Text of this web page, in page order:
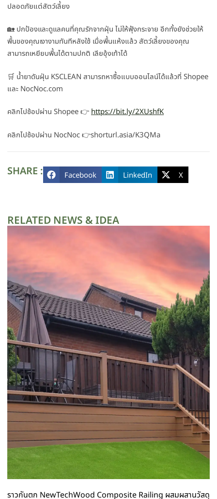
ปลอดภัยแต่สัตว์เลี้ยง
🏡 ปกป้องเเละดูเเลคนที่คุณรักจากฝุ่น ไม่ให้ฟุ้งกระจาย อีกทั้งยังช่วยให้
พื้นของคุณเงางามทันทีหลังใช้ เมื่อพื้นแห้งแล้ว สัตว์เลี้ยงของคุณ
สามารถเหยียบพื้นได้ตามปกติ เลียอุ้งเท้าได้
🛒 น้ำยาดันฝุ่น KSCLEAN สามารถหาซื้อแบบออนไลน์ได้แล้วที่ Shopee
และ NocNoc.com
คลิกไปช้อปผ่าน Shopee 👉 https://bit.ly/2XUshfK
คลิกไปช้อปผ่าน NocNoc 👉shorturl.asia/K3QMa
SHARE : Facebook LinkedIn X
RELATED NEWS & IDEA
ราวกันตก NewTechWood Composite Railing ผสมผสานวัสดุ